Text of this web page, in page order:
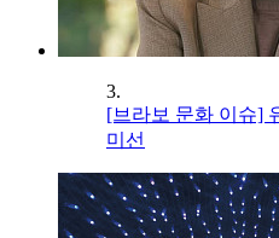
3.
[브라보 문화 이슈]
미선